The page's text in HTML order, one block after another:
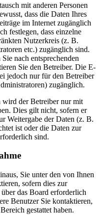
mit anderen Personen
dass die Daten Ihres
im Internet zugänglich
festlegen, dass einzelne
Nutzerkreis (z. B.
etc.) zugänglich sind.
nach entsprechenden
Sie den Betreiber. Die E-
jedoch nur für den Betreiber
zugänglich.
wird der Betreiber nur mit
Dies gilt nicht, sofern er
Weitergabe der Daten (z. B.
ist oder die Daten zur
sind.
Sie unter den von Ihnen
sofern dies zur
das Board erforderlich
Benutzer Sie kontaktieren,
gestattet haben.